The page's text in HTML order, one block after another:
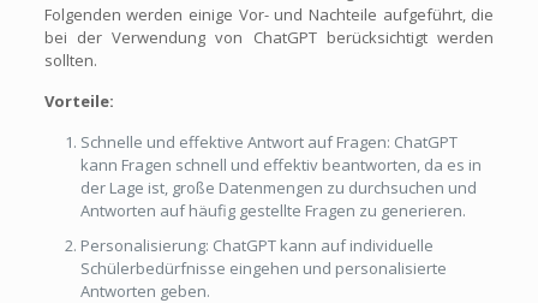
Folgenden werden einige Vor- und Nachteile aufgeführt, die
bei der Verwendung von ChatGPT berücksichtigt werden
sollten.
Vorteile:
Schnelle und effektive Antwort auf Fragen: ChatGPT
kann Fragen schnell und effektiv beantworten, da es in
der Lage ist, große Datenmengen zu durchsuchen und
Antworten auf häufig gestellte Fragen zu generieren.
Personalisierung: ChatGPT kann auf individuelle
Schülerbedürfnisse eingehen und personalisierte
Antworten geben.